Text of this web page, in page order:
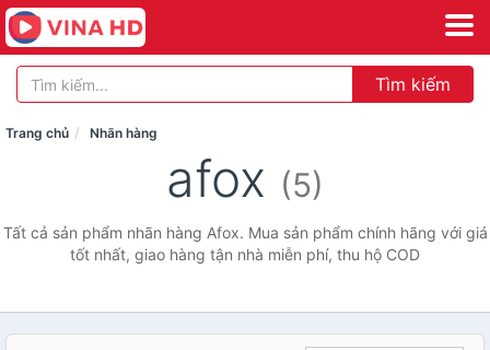
Tìm kiếm
Trang chủ Nhãn hàng
afox (5)
Tất cả sản phẩm nhãn hàng Afox. Mua sản phẩm chính hãng với giá
tốt nhất, giao hàng tận nhà miễn phí, thu hộ COD